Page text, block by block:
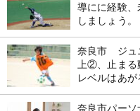
導にに経験
しましょう。
奈良市 ジュ
上②、止まる
レベルはあが
奈良市パーソ